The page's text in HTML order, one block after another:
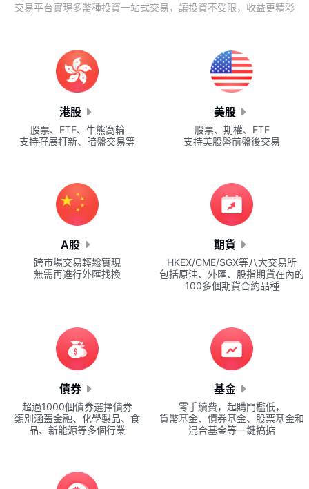
交易平台實現多幣種投資一站式交易，讓投資不受限，收益更精彩
港股
股票、ETF、牛熊窩輪
支持孖展打新、暗盤交易等
美股
股票、期權、ETF
支持美股盤前盤後交易
A股
跨市場交易輕鬆實現
無需再進行外匯找換
期貨
HKEX/CME/SGX等八大交易所
包括原油、外匯、股指期貨在內的
100多個期貨合約品種
債券
超過1000個債券選擇債券
類別涵蓋金融、化學製品、食
品、新能源等多個行業
基金
零手續費，起購門檻低，
貨幣基金、債券基金、股票基金和
混合基金等一鍵搞掂